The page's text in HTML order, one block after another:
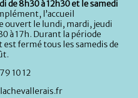
de 8h30 à 12h30 et le samedi
l’accueil
ouvert le lundi, mardi, jeudi
à 17h. Durant la période
est fermé tous les samedis de
10 12